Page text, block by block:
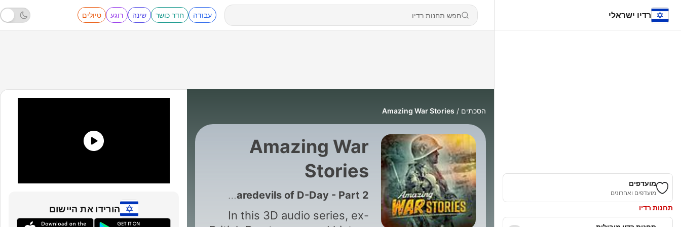
רדיו ישראלי עבודה חדר כושר שינה רוגע טיולים
מועדפים
מועדפים ואחרונים
תחנות רדיו
הסכתים Amazing War Stories
Amazing War
Stories
18 - The Daredevils of D-Day - Part 2
In this 3D audio series, ex-
הורידו את היישום